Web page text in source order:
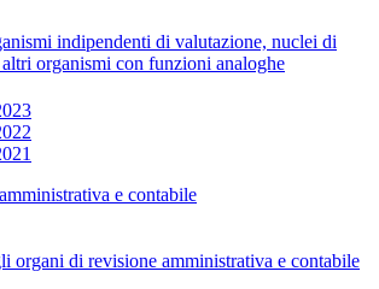
indipendenti di valutazione, nuclei di
organismi con funzioni analoghe
e contabile
organi di revisione amministrativa e contabile